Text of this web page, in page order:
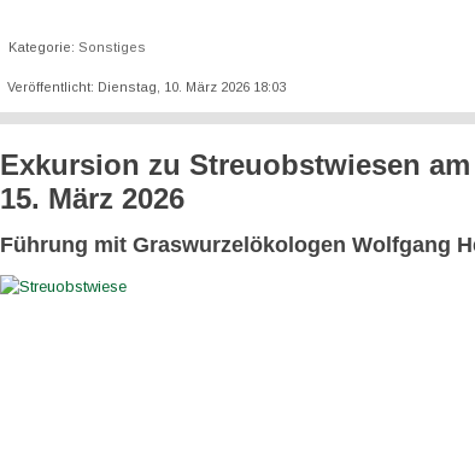
Kategorie:Sonstiges
Veröffentlicht: Dienstag, 10. März 2026 18:03
Exkursion zu Streuobstwiesen
15. März 2026
Führung mit Graswurzelökologen Wolfgang